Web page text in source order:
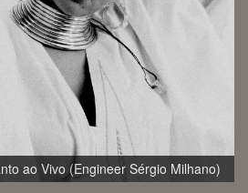
Music (Engineer Sérgio